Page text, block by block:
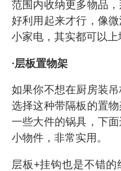
范围内收纳更多物品
好利用起来才行，像
小家电，其实都可以上
·层板置物架
如果你不想在厨房装
选择这种带隔板的置
一些大件的锅具，下
小物件，非常实用。
层板+挂钩也是不错